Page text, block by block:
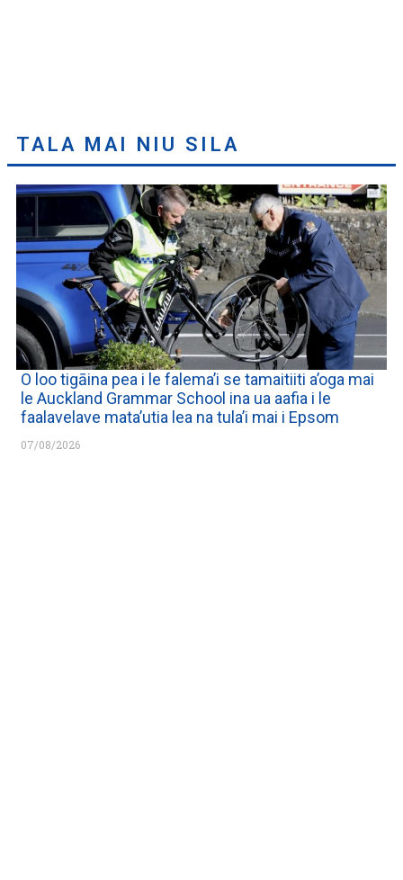
TALA MAI NIU SILA
O loo tigāina pea i le falema’i se tamaitiiti a’oga mai
le Auckland Grammar School ina ua aafia i le
faalavelave mata’utia lea na tula’i mai i Epsom
07/08/2026